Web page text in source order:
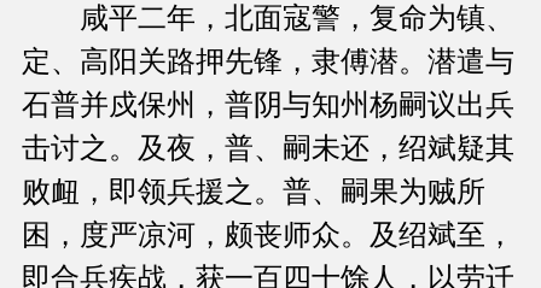
咸平二年，北面寇警，复命为镇、
定、高阳关路押先锋，隶傅潜。潜遣与
石普并戍保州，普阴与知州杨嗣议出兵
击讨之。及夜，普、嗣未还，绍斌疑其
败衄，即领兵援之。普、嗣果为贼所
困，度严凉河，颇丧师众。及绍斌至，
即合兵疾战，获一百四十馀人，以劳迁